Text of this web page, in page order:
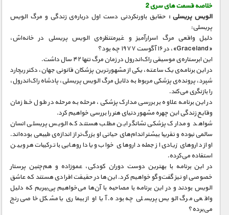
خلاصه قسمت های سری 2
الویس پریسلی : حقایق باورنکردنی دست اول درباره‌ی زندگی و مرگ الویس
پریسلی:
دلیل واقعی مرگ اسرارآمیز و غیرمنتظره‌ی الویس پریسلی در خانه‌اش،
«Graceland»، در ۱۶ آگوست ۱۹۷۷ چه بود؟
این ابرستاره‌ی موسیقی راک‌اند‌رول در زمان مرگ تنها ۴۲ سال داشت.
در این برنامه‌ی یک ساعته، یکی از مشهورترین پزشکان قانونی جهان، دکتر ریچارد
شپرد، پرونده‌ی پزشکی مربوط به دلایل مرگ الویس پریسلی، پادشاه راک‌اند‌رول،
را بازنگری می‌کند.
در این برنامه علاوه بر بررسی مدارک پزشکی، مرحله به مرحله در طول خط زمان
وقایع زندگی این چهره‌ مشهور دنیای هنر را بررسی خواهیم کرد.
شواهد و مدارک پزشکی نشانگر این مطلب هستند که الویس پریسلی انسان
سالمی نبوده و تقریبا بیشتر اندام‌های حیاتی او بزرگ‌تر از اندازه‌ی طبیعی بوده‌اند.
او از داروهای زیادی از جمله داروهای خواب و یا داروهایی با ترکیبات هرویین
استفاده می‌کرده.
در این برنامه با بهترین دوست دوران کودکی، عموزاده و هم‌چنین پرستار
خصوصی او نیز گفت‌و‌گو خواهیم کرد. این‌ها در حقیقت افرادی هستند که عاشق
الویس بودند و در این برنامه با مصاحبه با آن‌ها می‌خواهیم پی‌ببریم که دلیل
واقعی مرگ الویس پریسلی چه بوده. آیا او از بیماری یا مشکل خاصی رنج
می‌برده؟